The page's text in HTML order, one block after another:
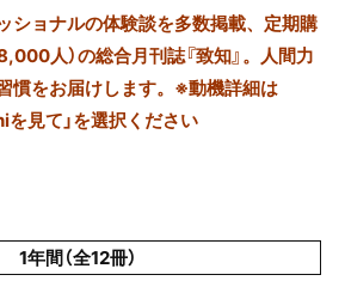
ショナルの体験談を多数掲載、定期購
人）の総合月刊誌『致知』。人間力
慣をお届けします。※動機詳細は
見て」を選択ください
1年間（全12冊）